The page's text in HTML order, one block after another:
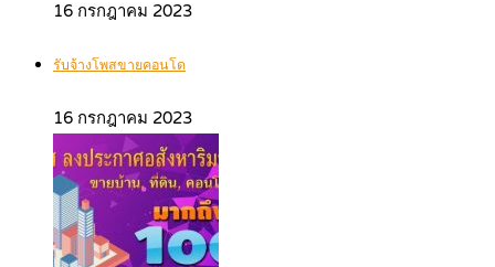
16 กรกฎาคม 2023
รับจ้างโพสขายคอนโด
16 กรกฎาคม 2023